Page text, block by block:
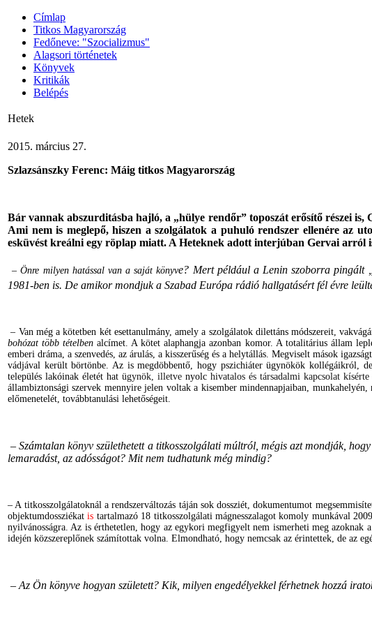
Címlap
Titkos Magyarország
Fedőneve: "Szocializmus"
Alagsori történetek
Könyvek
Kritikák
Belépés
Hetek
2015. március 27.
Szlazsánszky Ferenc: Máig titkos Magyarország
Bár vannak abszurditásba hajló, a „hülye rendőr” toposzát erősítő részei
Ami nem is meglepő, hiszen a szol­gálatok a puhuló rendszer ellenére az
esküvést kreálni egy röplap miatt. A Heteknek adott interjúban Gervai arról
– Önre milyen hatással van a saját könyve? Mert például a Lenin szoborra pingált
1981-ben is. De amikor mondjuk a Szabad Európa rádió hallgatásért fél évre
– Van még a kötetben két esettanulmány, amely a szolgálatok dilettáns módszereit,
bohózat több tételben alcímet. A kötet alaphangja azonban komor. A totalitárius állam
emberi dráma, a szenvedés, az árulás, a kisszerűség és a helytállás. Megviselt mások
vádjával került börtönbe. Az is megdöbbentő, hogy pszichiáter ügynökök kollégáikról,
település lakóinak életéthat ügynök, illetvenyolc hivatalos és társadalmi kapcsolat
állambiztonsági szervek mennyire jelen voltak a kisember mindennapjaiban,
előmenetelét, továbbtanulási lehetőségeit.
– Számtalan könyv születhetett a titkosszolgálati múltról, mégis azt mondják,
lemaradást, az adósságot? Mit nem tudhatunk még mindig?
– A titkosszolgálatoknál a rendszerváltozás táján sok dossziét, dokumentumot
objektumdossziékatis tartalmazó 18 titkosszolgálati mágnesszalagot komoly munkával
nyilvánosságra. Az is érthetetlen, hogy az egykori megfigyelt nem ismerheti meg
idején közszereplőnek számítottak volna. Elmondható, hogy nemcsak az érintettek, de az
– Az Ön könyve hogyan született? Kik, milyen engedélyekkel férhetnek hozzá